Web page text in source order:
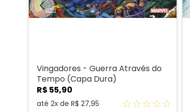
Vingadores - Guerra Através do
Tempo (Capa Dura)
R$ 55,90
até 2x de R$ 27,95 ☆☆☆☆☆